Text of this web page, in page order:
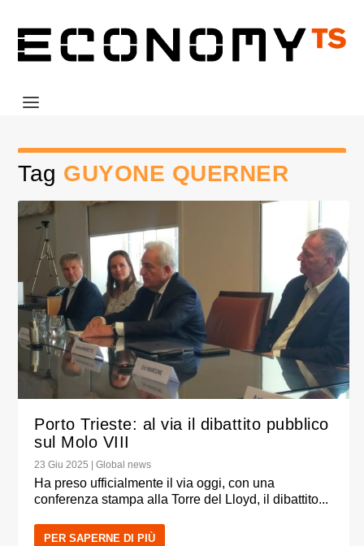
Tag GUYONE QUERNER
Porto Trieste: al via il dibattito pubblico
sul Molo VIII
23 Giu 2025 |Global news
Ha preso ufficialmente il via oggi, con una
conferenza stampa alla Torre del Lloyd, il dibattito...
PER SAPERNE DI PIÙ